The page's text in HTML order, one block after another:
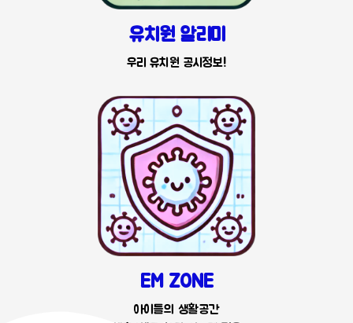
유치원 알리미
우리 유치원 공시정보!
EM ZONE
아이들의 생활공간